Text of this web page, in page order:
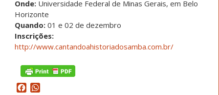
Onde: Universidade Federal de Minas Gerais, em Belo
Horizonte
Quando: 01 e 02 de dezembro
Inscrições:
http://www.cantandoahistoriadosamba.com.br/
Facebook